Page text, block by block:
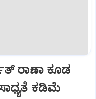
ರಾಣಾ ಕೂಡ
ಕಡಿಮೆ